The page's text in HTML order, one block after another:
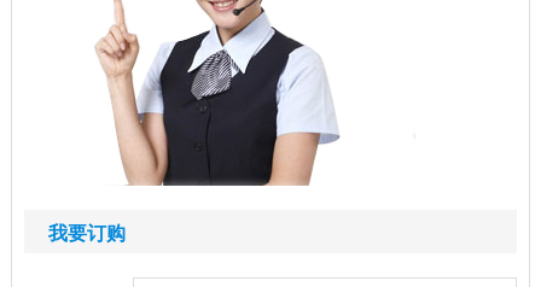
我要订购